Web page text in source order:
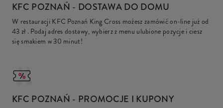
KFC POZNAŃ - DOSTAWA DO DOMU
W restauracji KFC Poznań King Cross możesz zamówić on-line już od
43 zł. Podaj adres dostawy, wybierz z menu ulubione pozycje i ciesz
się smakiem w 30 minut!
KFC POZNAŃ - PROMOCJE I KUPONY